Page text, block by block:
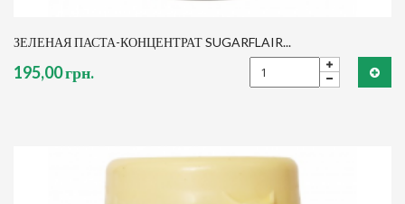
ЗЕЛЕНАЯ ПАСТА-КОНЦЕНТРАТ SUGARFLAIR...
195,00 грн.